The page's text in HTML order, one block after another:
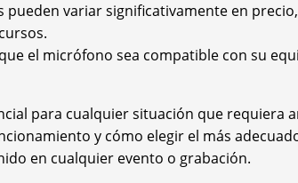
pueden variar significativamente en
el micrófono sea compatible con su
para cualquier situación que requiera
y cómo elegir el más
en cualquier evento o grabación.